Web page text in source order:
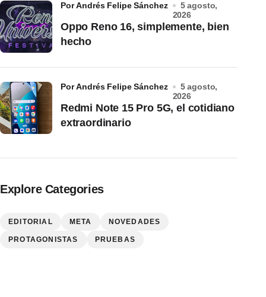
Oppo Reno 16, simplemente, bien
hecho
por Andrés Felipe Sánchez
5 agosto,
2026
Redmi Note 15 Pro 5G, el cotidiano
extraordinario
por Andrés Felipe Sánchez
5 agosto,
2026
Explore Categories
EDITORIAL META NOVEDADES
PROTAGONISTAS PRUEBAS